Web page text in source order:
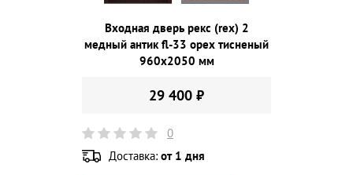
Входная дверь рекс (rex) 2
медный антик fl-33 орех тисненый
960х2050 мм
29 400 ₽
0
Доставка: от 1 дня